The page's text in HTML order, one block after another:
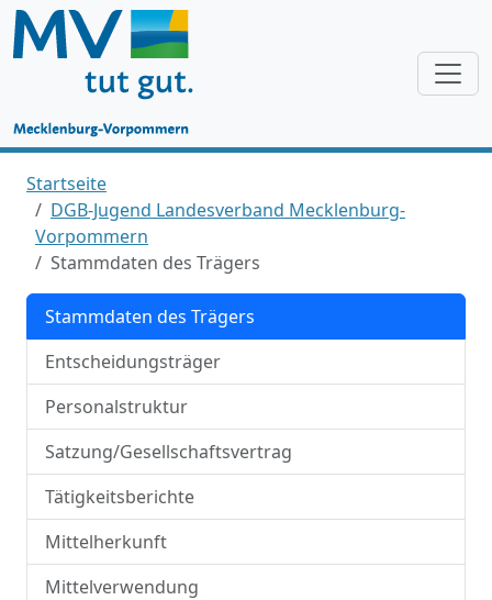
Startseite
DGB-Jugend Landesverband Mecklenburg-
Vorpommern
Stammdaten des Trägers
Stammdaten des Trägers
Entscheidungsträger
Personalstruktur
Satzung/Gesellschaftsvertrag
Tätigkeitsberichte
Mittelherkunft
Mittelverwendung